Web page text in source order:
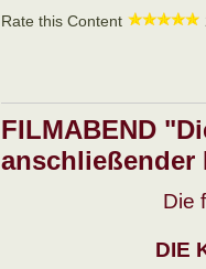
Rate this Content
FILMABEND
anschließender
Die
DIE